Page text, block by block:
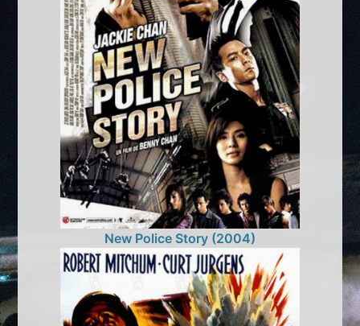
New Police Story (2004)